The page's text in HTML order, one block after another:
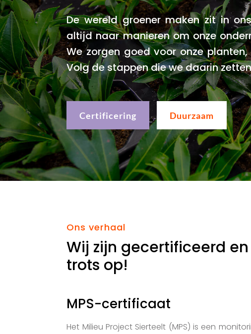
De wereld groener maken zit in
altijd naar manieren om onze
We zorgen goed voor onze
Volg de stappen die we daarin
Certificering Duurzaam
Ons verhaal
Wij zijn gecertificeerd
trots op!
MPS-certificaat
Het Milieu Project Sierteelt (MPS) is een